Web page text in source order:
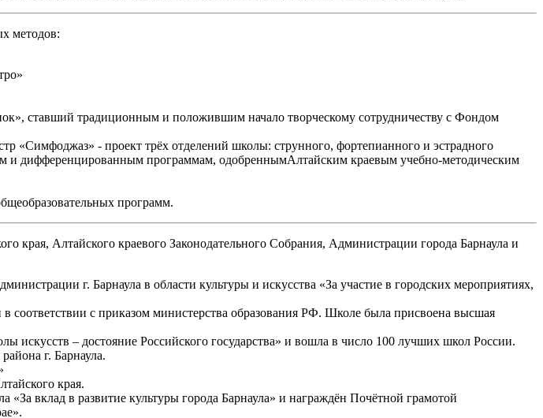
методов:
ставший традиционным и положившим начало творческому сотрудничеству с Фондом
«Симфоджаз» - проект трёх отделений школы: струнного, фортепианного и эстрадного
и дифференцированным программам, одобреннымАлтайским краевым учебно-методическим
программ.
Алтайского краевого Законодательного Собрания, Администрации города Барнаула и
г. Барнаула в области культуры и искусства «За участие в городских мероприятиях,
с приказом министерства образования РФ. Школе была присвоена высшая
искусств – достояние Российского государства» и вошла в число 100 лучших школ России.
г. Барнаула.
края.
вклад в развитие культуры города Барнаула» и награждён Почётной грамотой